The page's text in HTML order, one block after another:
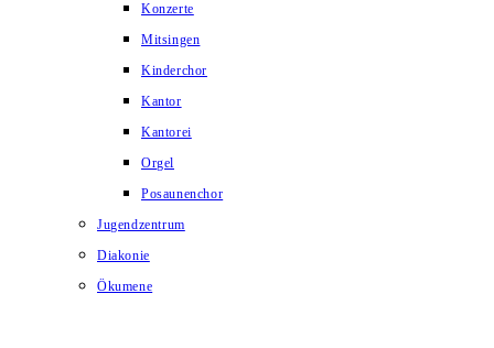
Konzerte
Mitsingen
Kinderchor
Kantor
Kantorei
Orgel
Posaunenchor
Jugendzentrum
Diakonie
Ökumene